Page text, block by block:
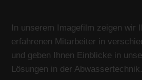
In unserem Imagefilm zeigen wir
erfahrenen Mitarbeiter in
und geben Ihnen Einblicke in
Lösungen in der Abwassertechnik.